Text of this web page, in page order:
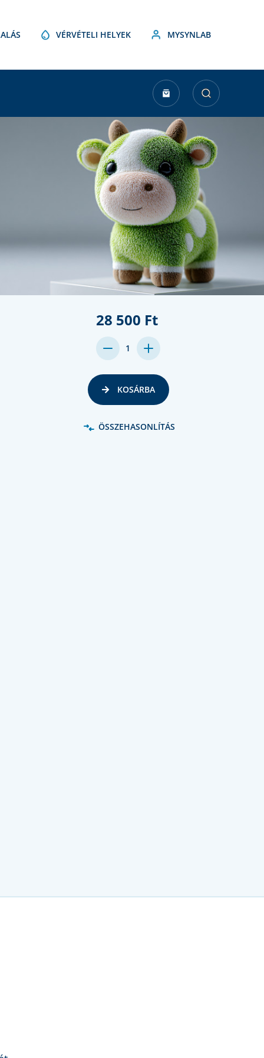
VÉRVÉTELI HELYEK MYSYNLAB
28 500 Ft
DECREASE
QUANTITY:
1
INCREASE
QUANTITY:
KOSÁRBA
ÖSSZEHASONLÍTÁS